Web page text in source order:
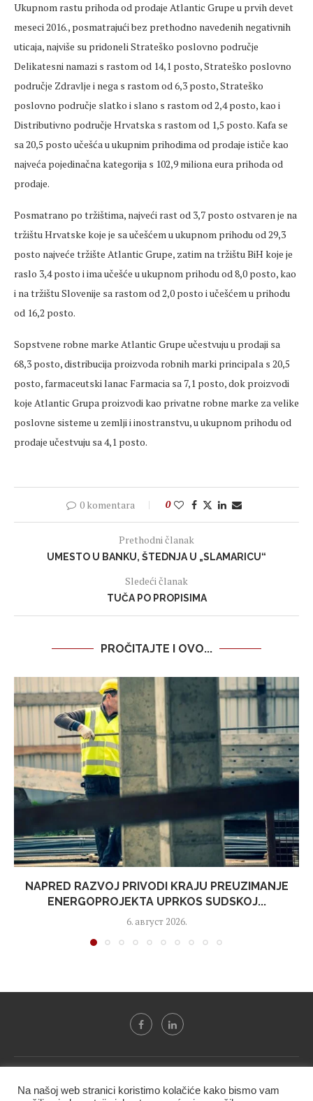
Ukupnom rastu prihoda od prodaje Atlantic Grupe u prvih devet
meseci 2016., posmatrajući bez prethodno navedenih negativnih
uticaja, najviše su pridoneli Strateško poslovno područje
Delikatesni namazi s rastom od 14,1 posto, Strateško poslovno
područje Zdravlje i nega s rastom od 6,3 posto, Strateško
poslovno područje slatko i slano s rastom od 2,4 posto, kao i
Distributivno područje Hrvatska s rastom od 1,5 posto. Kafa se
sa 20,5 posto učešća u ukupnim prihodima od prodaje ističe kao
najveća pojedinačna kategorija s 102,9 miliona eura prihoda od
prodaje.
Posmatrano po tržištima, najveći rast od 3,7 posto ostvaren je na
tržištu Hrvatske koje je sa učešćem u ukupnom prihodu od 29,3
posto najveće tržište Atlantic Grupe, zatim na tržištu BiH koje je
raslo 3,4 posto i ima učešće u ukupnom prihodu od 8,0 posto, kao
i na tržištu Slovenije sa rastom od 2,0 posto i učešćem u prihodu
od 16,2 posto.
Sopstvene robne marke Atlantic Grupe učestvuju u prodaji sa
68,3 posto, distribucija proizvoda robnih marki principala s 20,5
posto, farmaceutski lanac Farmacia sa 7,1 posto, dok proizvodi
koje Atlantic Grupa proizvodi kao privatne robne marke za velike
poslovne sisteme u zemlji i inostranstvu, u ukupnom prihodu od
prodaje učestvuju sa 4,1 posto.
0 komentara 0
Prethodni članak
UMESTO U BANKU, ŠTEDNJA U „SLAMARICU“
Sledeći članak
TUČA PO PROPISIMA
PROČITAJTE I OVO...
NAPRED RAZVOJ PRIVODI KRAJU PREUZIMANJE
ENERGOPROJEKTA UPRKOS SUDSKOJ...
6. август 2026.
BIF PRESS doo" i ne smeju se presnositi niti koristiti, delimično
Na našoj web stranici koristimo kolačiće kako bismo vam